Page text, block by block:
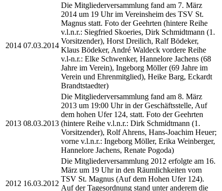
2014 07.03.2014
Die Mitgliederversammlung fand am 7. März
2014 um 19 Uhr im Vereinsheim des TSV St.
Magnus statt. Foto der Geehrten (hintere Reihe
v.l.n.r.: Siegfried Skoeries, Dirk Schmidtmann (1.
Vorsitzender), Horst Dreilich, Ralf Bödeker,
Klaus Bödeker, André Waldeck vordere Reihe
v.l-n.r.: Elke Schwenker, Hannelore Jachens (68
Jahre im Verein), Ingeborg Möller (69 Jahre im
Verein und Ehrenmitglied), Heike Barg, Eckardt
Brandtstaedter)
2013 08.03.2013
Die Mitgliederversammlung fand am 8. März
2013 um 19:00 Uhr in der Geschäftsstelle, Auf
dem hohen Ufer 124, statt. Foto der Geehrten
(hintere Reihe v.l.n.r.: Dirk Schmidtmann (1.
Vorsitzender), Rolf Ahrens, Hans-Joachim Heuer;
vorne v.l.n.r.: Ingeborg Möller, Erika Weinberger,
Hannelore Jachens, Renate Pogoda)
2012 16.03.2012
Die Mitgliederversammlung 2012 erfolgte am 16.
März um 19 Uhr in den Räumlichkeiten vom
TSV St. Magnus (Auf dem Hohen Ufer 124).
Auf der Tagesordnung stand unter anderem die